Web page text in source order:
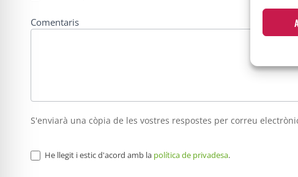
Comentaris
S'enviarà una còpia de les vostres respostes per correu
He llegit i estic d'acord amb la política de privadesa.